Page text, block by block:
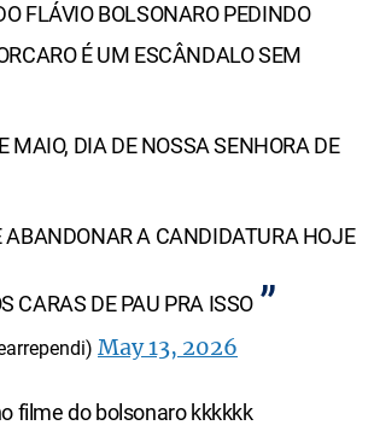
FLÁVIO BOLSONARO PEDINDO
É UM ESCÂNDALO SEM
MAIO, DIA DE NOSSA SENHORA DE
ABANDONAR A CANDIDATURA HOJE
CARAS DE PAU PRA ISSO
May 13, 2026
filme do bolsonaro kkkkkk